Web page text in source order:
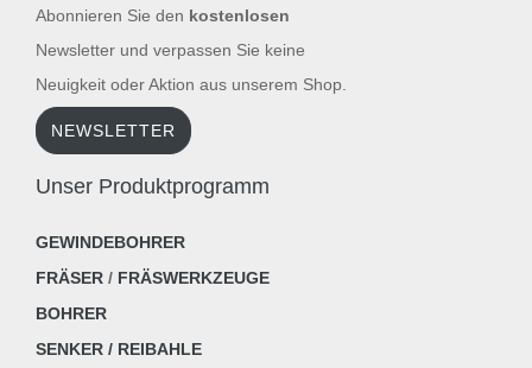
Abonnieren Sie den kostenlosen
Newsletter und verpassen Sie keine
Neuigkeit oder Aktion aus unserem Shop.
NEWSLETTER
Unser Produktprogramm
GEWINDEBOHRER
FRÄSER / FRÄSWERKZEUGE
BOHRER
SENKER / REIBAHLE